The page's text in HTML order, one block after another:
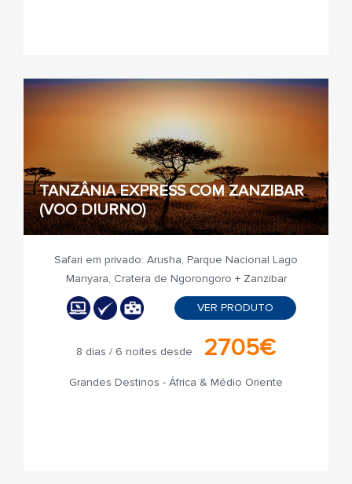
TANZÂNIA EXPRESS COM ZANZIBAR
(VOO DIURNO)
Safari em privado: Arusha, Parque Nacional Lago
Manyara, Cratera de Ngorongoro + Zanzibar
VER PRODUTO
8 dias / 6 noites desde 2705€
Grandes Destinos - África & Médio Oriente